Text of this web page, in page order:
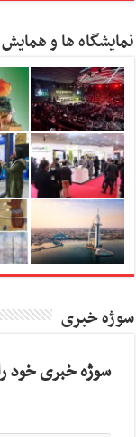
نمایشگاه ها و
سوژه خبری
سوژه خبری خود